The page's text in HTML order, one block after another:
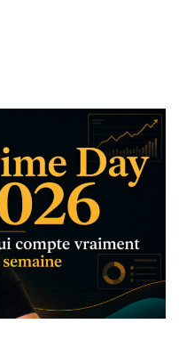
Featured